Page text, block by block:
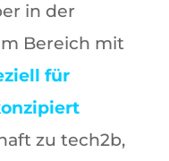
in der
Bereich mit
für
zu tech2b,